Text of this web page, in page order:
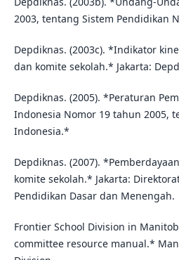
2003, tentang Sistem Pendidikan
Depdiknas. (2003c). *Indikator
dan komite sekolah.* Jakarta:
Depdiknas. (2005). *Peraturan
Indonesia Nomor 19 tahun 2005,
Indonesia.*
Depdiknas. (2007).
komite sekolah.* Jakarta:
Pendidikan Dasar dan Menengah.
Frontier School Division in
committee resource manual.*